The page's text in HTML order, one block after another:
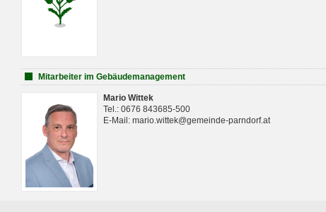
Mitarbeiter im Gebäudemanagement
Mario Wittek
Tel.: 0676 843685-500
E-Mail: mario.wittek@gemeinde-parndorf.at